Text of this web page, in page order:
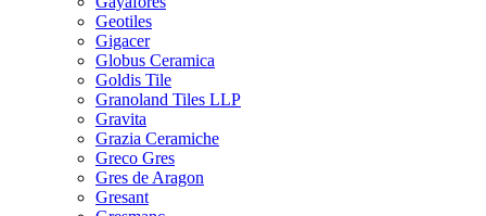
Geotiles
Gigacer
Globus Ceramica
Goldis Tile
Granoland Tiles LLP
Gravita
Grazia Ceramiche
Greco Gres
Gres de Aragon
Gresant